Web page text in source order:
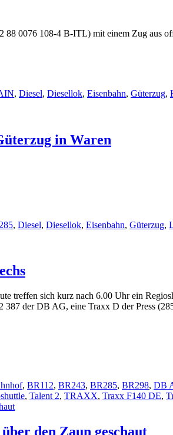
88 0076 108-4 B-ITL) mit einem Zug aus
, Diesel, Diesellok, Eisenbahn, Güterzug,
in Waren
, Diesel, Diesellok, Eisenbahn, Güterzug,
treffen sich kurz nach 6.00 Uhr ein
387 der DB AG, eine Traxx D der Press
, BR112, BR243, BR285, BR298, DB
, Talent 2, TRAXX, Traxx F140 DE,
den Zaun geschaut